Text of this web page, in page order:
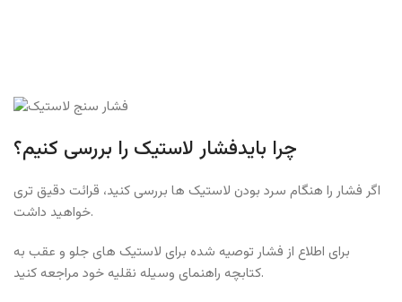
چرا بایدفشار لاستیک را بررسی کنیم؟
اگر فشار را هنگام سرد بودن لاستیک ها بررسی کنید، قرائت دقیق تری
خواهید داشت.
برای اطلاع از فشار توصیه شده برای لاستیک های جلو و عقب به
کتابچه راهنمای وسیله نقلیه خود مراجعه کنید.